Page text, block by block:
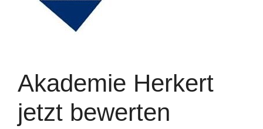
Akademie Herkert
jetzt bewerten